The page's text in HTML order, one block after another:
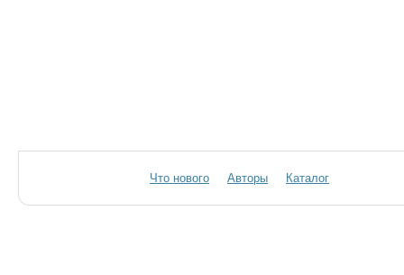
Что нового Авторы Каталог